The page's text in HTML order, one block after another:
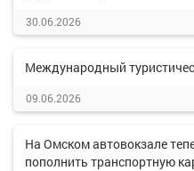
30.06.2026
Международный
09.06.2026
На Омском автовокзале
пополнить транспортную